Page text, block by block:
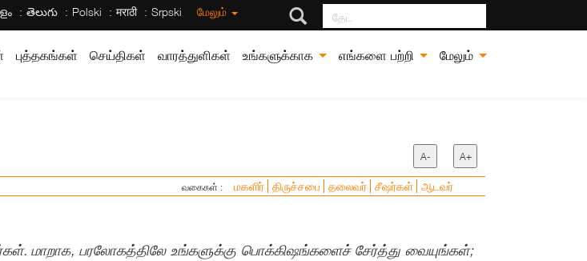
తెలుగు Polski मराठी Srpski மேலும் தேட
புத்தகங்கள் செய்திகள் வாரத்துளிகள் உங்களுக்காக எங்களை பற்றி மேலும்
A- A+
வகைகள் : மகளிர் திருச்சபை தலைவர் சீஷர்கள் ஆடவர்
மாறாக, பரலோகத்திலே உங்களுக்கு பொக்கிஷங்களைச் சேர்த்து வையுங்கள்;